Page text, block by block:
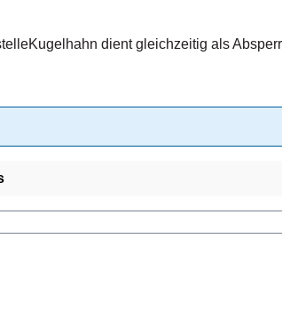
dient gleichzeitig als